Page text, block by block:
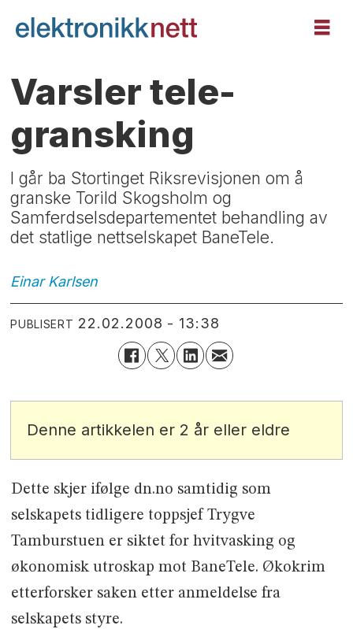
Varsler tele-
gransking
I går ba Stortinget Riksrevisjonen om å
granske Torild Skogsholm og
Samferdselsdepartementet behandling av
det statlige nettselskapet BaneTele.
Einar Karlsen
PUBLISERT 22.02.2008 - 13:38
Denne artikkelen er 2 år eller eldre
Dette skjer ifølge dn.no samtidig som
selskapets tidligere toppsjef Trygve
Tamburstuen er siktet for hvitvasking og
økonomisk utroskap mot BaneTele. Økokrim
etterforsker saken etter anmeldelse fra
selskapets styre.